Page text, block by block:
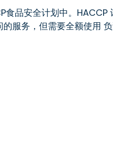
食品安全计划中。HACCP
服务，但需要全额使用